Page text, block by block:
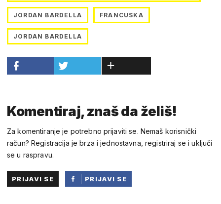
JORDAN BARDELLA FRANCUSKA
JORDAN BARDELLA
Komentiraj, znaš da želiš!
Za komentiranje je potrebno prijaviti se. Nemaš korisnički
račun? Registracija je brza i jednostavna, registriraj se i uključi
se u raspravu.
PRIJAVI SE
PRIJAVI SE